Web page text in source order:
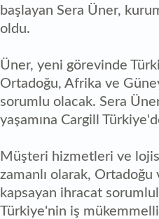
başlayan Sera Üner,
oldu.
Üner, yeni görevinde
Ortadoğu, Afrika ve
sorumlu olacak. Sera
yaşamına Cargill
Müşteri hizmetleri ve
zamanlı olarak, Ortadoğu
kapsayan ihracat
Türkiye'nin iş